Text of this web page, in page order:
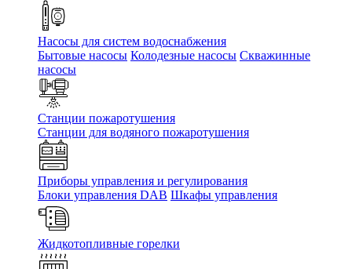
Насосы для систем водоснабжения
Бытовые насосы Колодезные насосы Скважинные
насосы
Станции пожаротушения
Станции для водяного пожаротушения
Приборы управления и регулирования
Блоки управления DAB Шкафы управления
Жидкотопливные горелки